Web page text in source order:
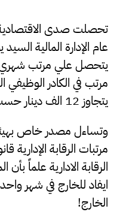
تحصلت صدى
عام الإدارة المالية
مرتب في الكادر الوظيفي
يتجاوز 12 الف دينار حسب قرار مجلس الوزراء.
وتساءل مصدر خاص بهيئة
مرتبات الرقابة الإدارية
الرقابة الادارية علماً
ايفاد للخارج في شهر
الخارج!